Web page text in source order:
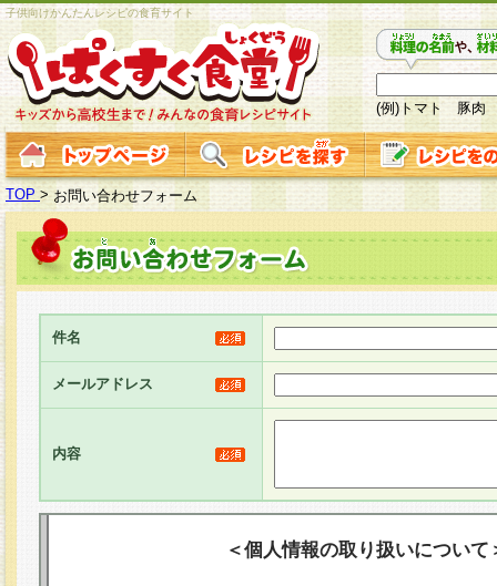
子供向けかんたんレシピの食育サイト
(例)トマト 豚肉
TOP > お問い合わせフォーム
件名
メールアドレス
内容
＜個人情報の取り扱いについて